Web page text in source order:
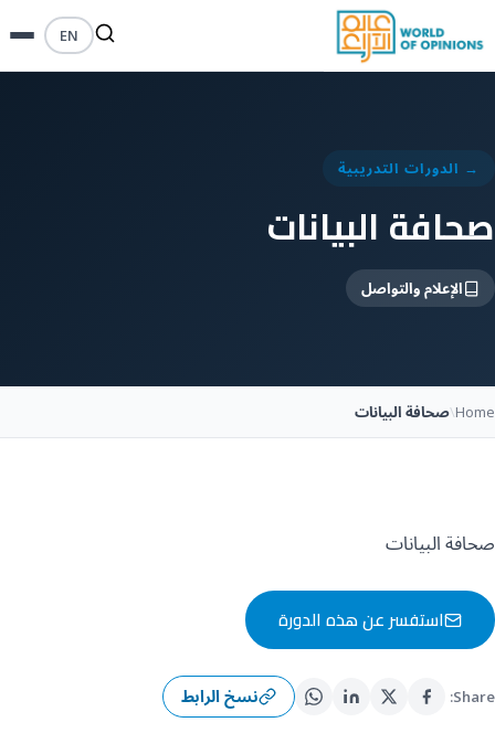
EN
→ الدورات التدريبية
صحافة البيانات
الإعلام والتواصل
Home
\صحافة البيانات
صحافة البيانات
استفسر عن هذه الدورة
Share: نسخ الرابط